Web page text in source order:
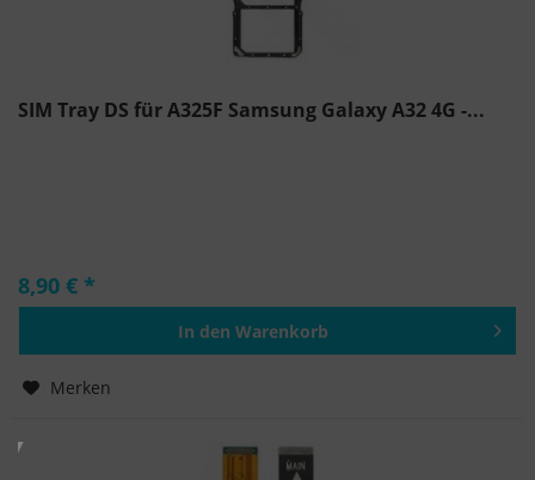
SIM Tray DS für A325F Samsung Galaxy A32 4G -...
8,90 € *
In den Warenkorb
Merken